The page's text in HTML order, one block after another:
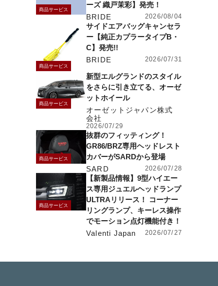
商品サービス
ーズ 織戸茉彩】発売！
BRIDE
2026/08/04
商品サービス
サイドエアバッグキャンセラ
ー【純正カプラータイプB・
C】発売!!
BRIDE
2026/07/31
商品サービス
新型エルグランドのスタイル
をさらに引き立てる、オーゼ
ットホイール
オーゼットジャパン株式
会社
2026/07/29
商品サービス
抜群のフィッティング！
GR86/BRZ専用ヘッドレスト
カバーがSARDから登場
SARD
2026/07/28
商品サービス
【新製品情報】9型ハイエー
ス専用ジュエルヘッドランプ
ULTRAリリース！ コーナー
リングランプ、キーレス操作
でモーション点灯機能付き！
Valenti Japan
2026/07/27